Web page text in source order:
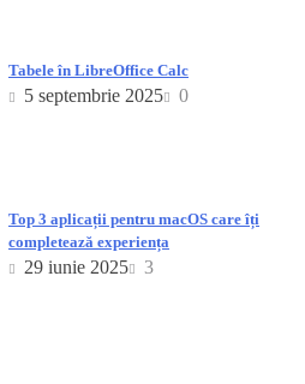
Tabele în LibreOffice Calc
5 septembrie 2025 0
Top 3 aplicații pentru macOS care îți
completează experiența
29 iunie 2025 3